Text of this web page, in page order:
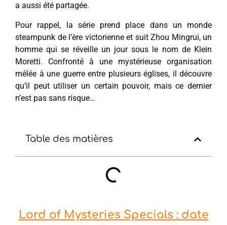
a aussi été partagée.
Pour rappel, la série prend place dans un monde
steampunk de l’ère victorienne et suit Zhou Mingrui, un
homme qui se réveille un jour sous le nom de Klein
Moretti. Confronté à une mystérieuse organisation
mêlée à une guerre entre plusieurs églises, il découvre
qu’il peut utiliser un certain pouvoir, mais ce dernier
n’est pas sans risque…
Table des matières
Lord of Mysteries Specials : date